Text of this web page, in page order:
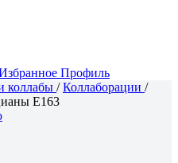
Профиль
коллабы /Коллаборации /
E163